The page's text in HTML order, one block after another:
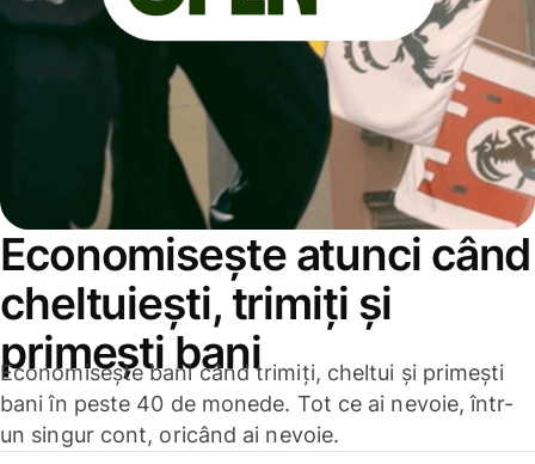
Economisește atunci când
cheltuiești, trimiți și
primești bani
Economisește bani când trimiți, cheltui și primești
bani în peste 40 de monede. Tot ce ai nevoie, într-
un singur cont, oricând ai nevoie.